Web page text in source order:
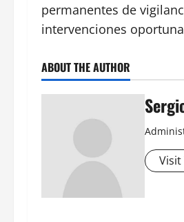
permanentes de
intervenciones
ABOUT THE AUTHOR
Visit